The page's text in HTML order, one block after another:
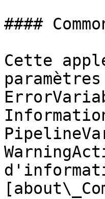
####
Cette